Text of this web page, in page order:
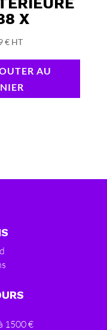
X
€ HT
AU
1500 €